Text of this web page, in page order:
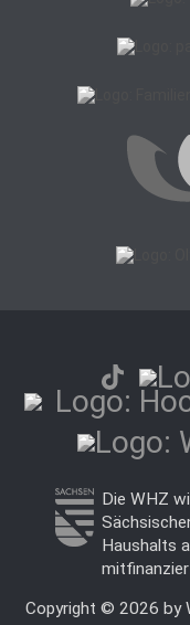
Die WHZ
Haushalts
Copyright © 2026 by